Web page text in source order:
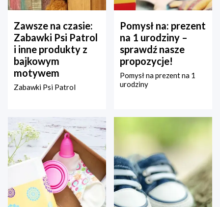
Zawsze na czasie:
Zabawki Psi Patrol
i inne produkty z
bajkowym
motywem
Zabawki Psi Patrol
Pomysł na: prezent
na 1 urodziny –
sprawdź nasze
propozycje!
Pomysł na prezent na 1
urodziny